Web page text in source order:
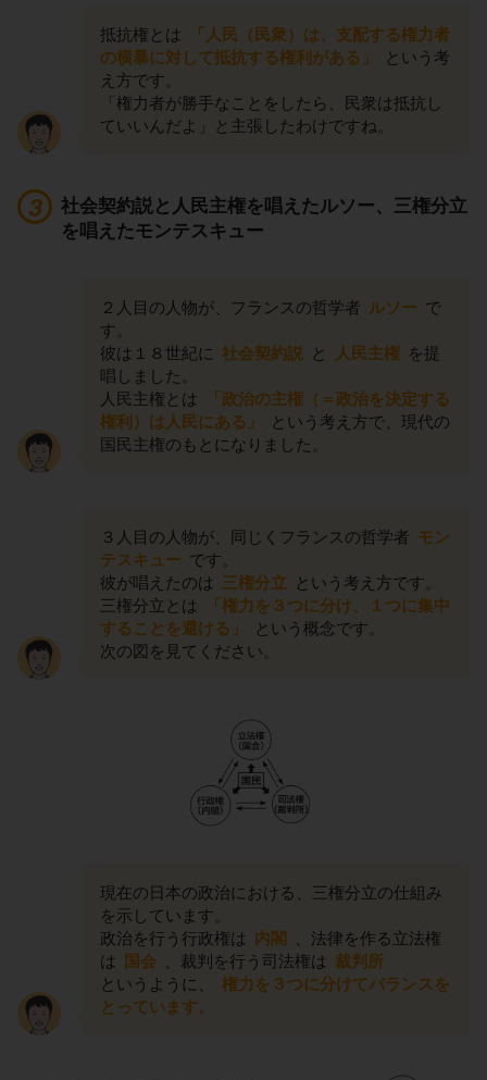
抵抗権とは
「人民（民衆）は、支配する権力者
の横暴に対して抵抗する権利がある」
という考
え方です。
「権力者が勝手なことをしたら、民衆は抵抗し
ていいんだよ」と主張したわけですね。
社会契約説と人民主権を唱えたルソー、三権分立
を唱えたモンテスキュー
２人目の人物が、フランスの哲学者 ルソー で
す。
彼は１８世紀に 社会契約説 と 人民主権 を提
唱しました。
人民主権とは
「政治の主権（＝政治を決定する
権利）は人民にある」
という考え方で、現代の
国民主権のもとになりました。
３人目の人物が、同じくフランスの哲学者 モン
テスキュー です。
彼が唱えたのは 三権分立
という考え方です。
三権分立とは
「権力を３つに分け、１つに集中
することを避ける」
という概念です。
次の図を見てください。
現在の日本の政治における、三権分立の仕組み
を示しています。
政治を行う行政権は 内閣
、法律を作る立法権
は
国会 、裁判を行う司法権は 裁判所
というように、
権力を３つに分けてバランスを
とっています。